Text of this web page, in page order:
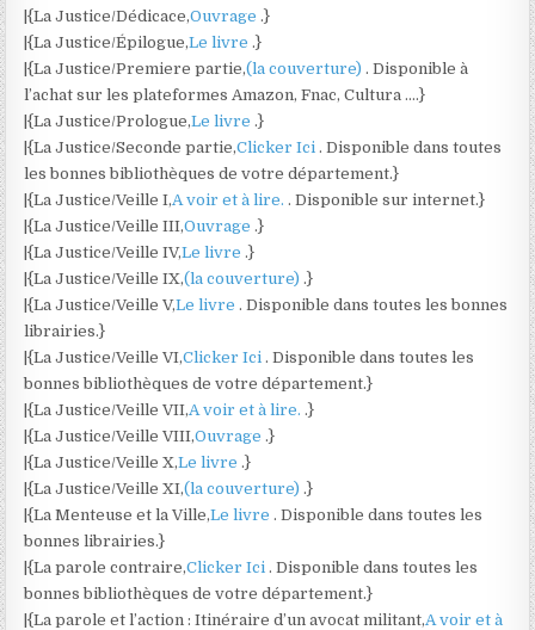
|{La Justice/Dédicace,Ouvrage .}
|{La Justice/Épilogue,Le livre .}
|{La Justice/Premiere partie,(la couverture) . Disponible à
l’achat sur les plateformes Amazon, Fnac, Cultura ….}
|{La Justice/Prologue,Le livre .}
|{La Justice/Seconde partie,Clicker Ici . Disponible dans toutes
les bonnes bibliothèques de votre département.}
|{La Justice/Veille I,A voir et à lire. . Disponible sur internet.}
|{La Justice/Veille III,Ouvrage .}
|{La Justice/Veille IV,Le livre .}
|{La Justice/Veille IX,(la couverture) .}
|{La Justice/Veille V,Le livre . Disponible dans toutes les bonnes
librairies.}
|{La Justice/Veille VI,Clicker Ici . Disponible dans toutes les
bonnes bibliothèques de votre département.}
|{La Justice/Veille VII,A voir et à lire. .}
|{La Justice/Veille VIII,Ouvrage .}
|{La Justice/Veille X,Le livre .}
|{La Justice/Veille XI,(la couverture) .}
|{La Menteuse et la Ville,Le livre . Disponible dans toutes les
bonnes librairies.}
|{La parole contraire,Clicker Ici . Disponible dans toutes les
bonnes bibliothèques de votre département.}
|{La parole et l’action : Itinéraire d’un avocat militant,A voir et à